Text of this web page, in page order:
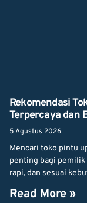
Rekomendasi
Terpercaya dan
5 Agustus 2026
Mencari toko pintu
penting bagi pemilik
rapi, dan sesuai
Read More »